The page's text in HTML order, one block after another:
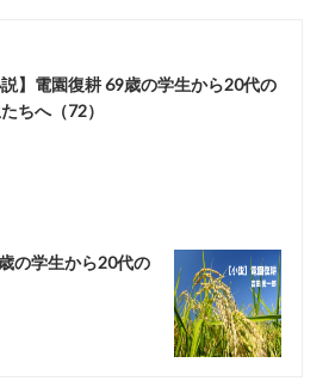
説】電園復耕 69歳の学生から20代の
ちへ（72）
の学生から20代の